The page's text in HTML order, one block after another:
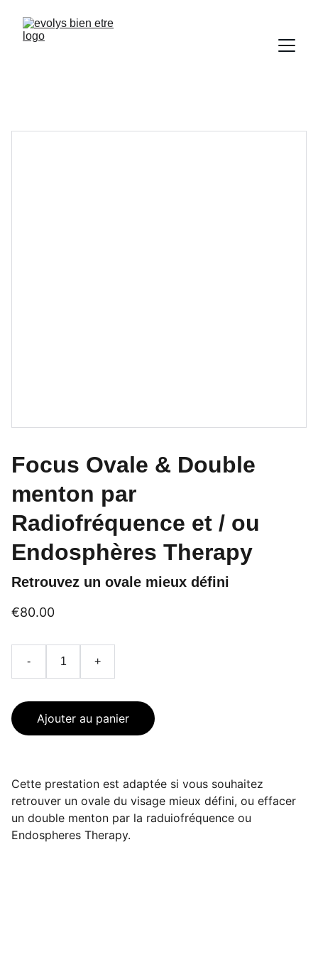
Focus Ovale & Double
menton par
Radiofréquence et / ou
Endosphères Therapy
Retrouvez un ovale mieux défini
€80.00
- +
Ajouter au panier
Cette prestation est adaptée si vous souhaitez
retrouver un ovale du visage mieux défini, ou effacer
un double menton par la raduiofréquence ou
Endospheres Therapy.